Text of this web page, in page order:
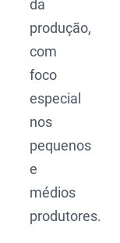
da
produção,
com
foco
especial
nos
pequenos
e
médios
produtores.